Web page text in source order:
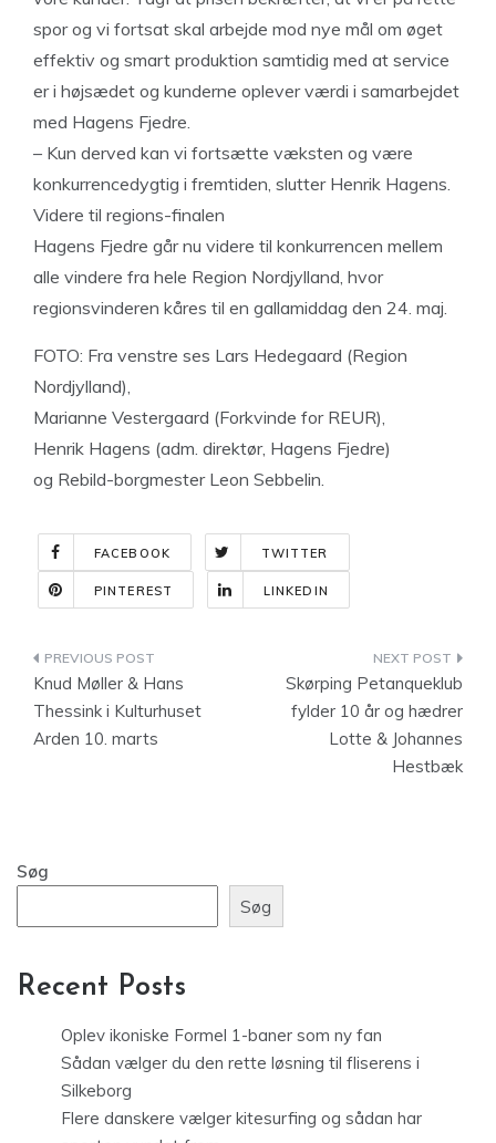
spor og vi fortsat skal arbejde mod nye mål om øget
effektiv og smart produktion samtidig med at service
er i højsædet og kunderne oplever værdi i samarbejdet
med Hagens Fjedre.
– Kun derved kan vi fortsætte væksten og være
konkurrencedygtig i fremtiden, slutter Henrik Hagens.
Videre til regions-finalen
Hagens Fjedre går nu videre til konkurrencen mellem
alle vindere fra hele Region Nordjylland, hvor
regionsvinderen kåres til en gallamiddag den 24. maj.
FOTO: Fra venstre ses Lars Hedegaard (Region
Nordjylland),
Marianne Vestergaard (Forkvinde for REUR),
Henrik Hagens (adm. direktør, Hagens Fjedre)
og Rebild-borgmester Leon Sebbelin.
FACEBOOK TWITTER
PINTEREST LINKEDIN
Indlægsnavigation
Knud Møller & Hans
Thessink i Kulturhuset
Arden 10. marts
Skørping Petanqueklub
fylder 10 år og hædrer
Lotte & Johannes
Hestbæk
Søg
Søg
Recent Posts
Oplev ikoniske Formel 1-baner som ny fan
Sådan vælger du den rette løsning til fliserens i
Silkeborg
Flere danskere vælger kitesurfing og sådan har